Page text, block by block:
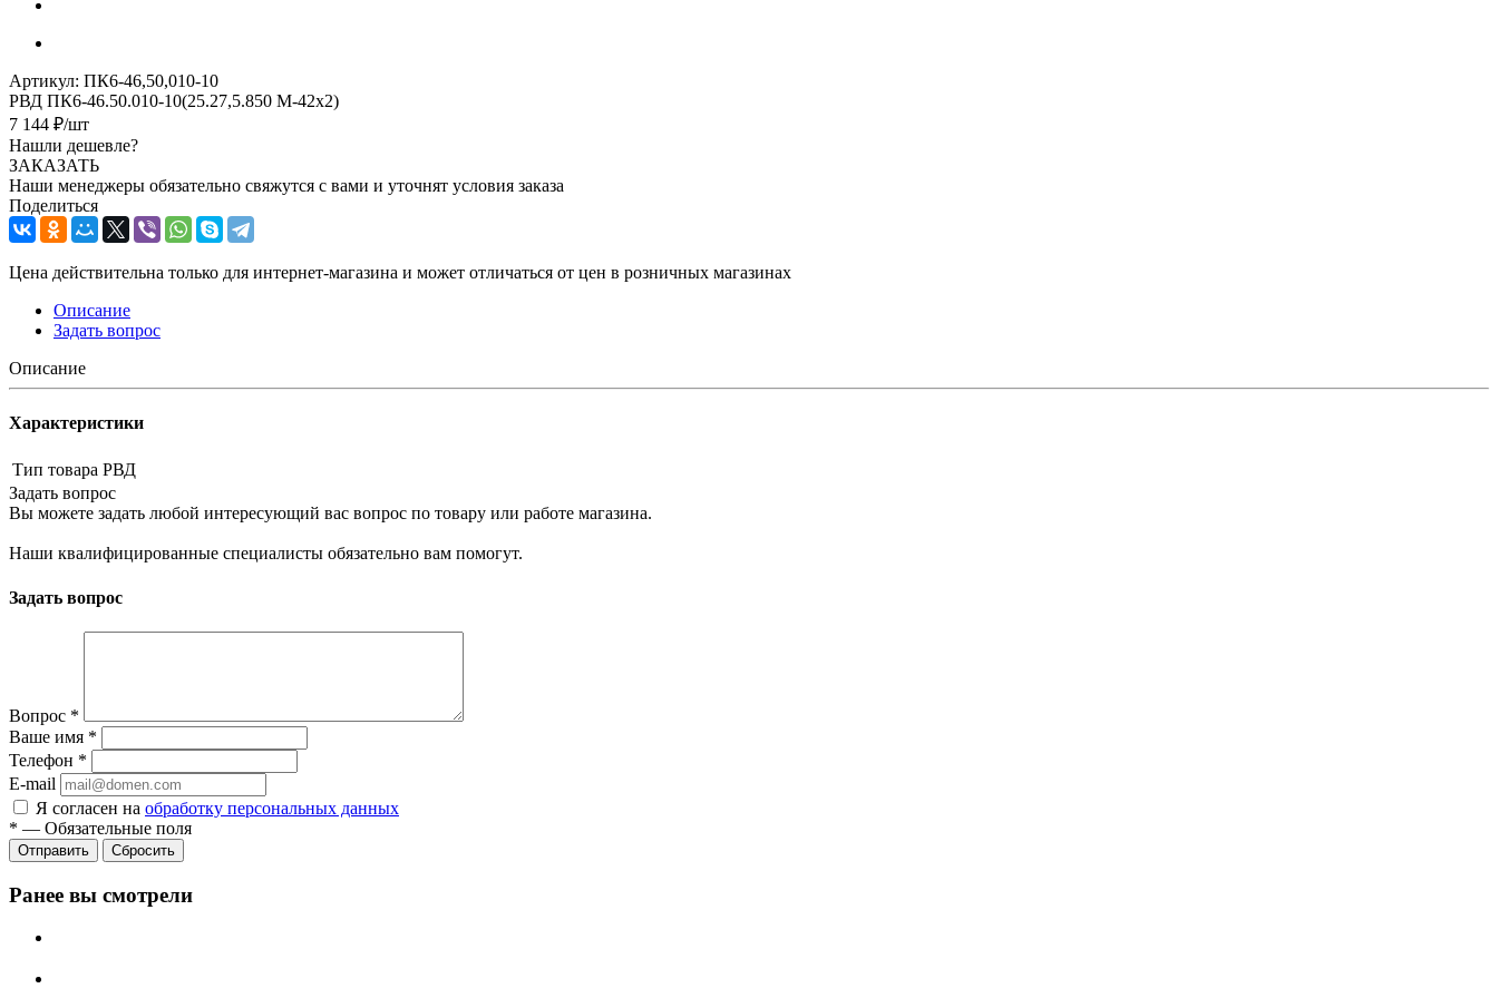
Артикул: ПК6-46,50,010-10
РВД ПК6-46.50.010-10(25.27,5.850 М-42х2)
7 144 ₽/шт
Нашли дешевле?
ЗАКАЗАТЬ
Наши менеджеры обязательно свяжутся с вами и уточнят условия заказа
Поделиться
Цена действительна только для интернет-магазина и может отличаться от цен в розничных магазинах
Описание
Задать вопрос
Описание
Характеристики
Тип товара РВД
Задать вопрос
Вы можете задать любой интересующий вас вопрос по товару или работе магазина.
Наши квалифицированные специалисты обязательно вам помогут.
Задать вопрос
Вопрос *
Ваше имя *
Телефон *
E-mail
Я согласен на обработку персональных данных
* — Обязательные поля
Сбросить
Ранее вы смотрели